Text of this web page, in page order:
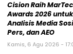
Cision Raih
Awards 2026
Analisis Media
Pers, dan AEO
Kamis, 6 Agu 2026 -